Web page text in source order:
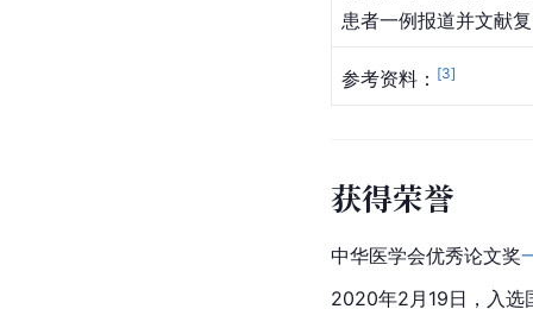
患者一例报道并文献
参考资料： [3]
获得荣誉
中华医学会优秀论文奖
2020年2月19日，入选